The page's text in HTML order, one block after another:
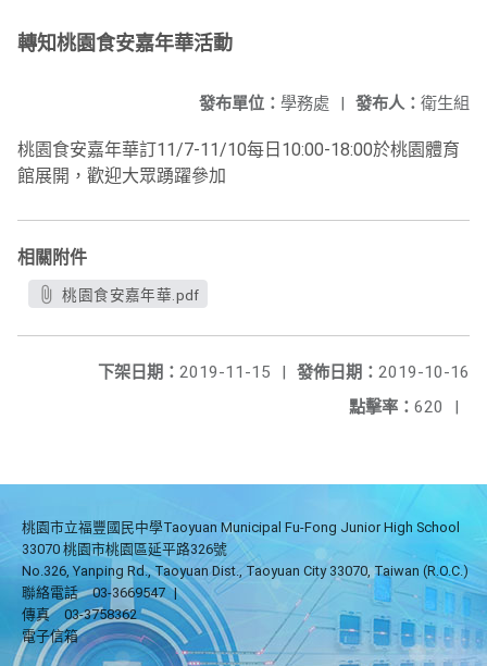
轉知桃園食安嘉年華活動
發布人： 衛生組
發布單位： 學務處 |
桃園食安嘉年華訂11/7-11/10每日10:00-18:00於桃園體育
館展開，歡迎大眾踴躍參加
相關附件
桃園食安嘉年華.pdf
發佈日期： 2019-10-16
下架日期： 2019-11-15
|
點擊率： 620 |
桃園市立福豐國民中學Taoyuan Municipal Fu-Fong Junior High School
33070 桃園市桃園區延平路326號
No.326, Yanping Rd., Taoyuan Dist., Taoyuan City 33070, Taiwan (R.O.C.)
聯絡電話
03-3669547 |
傳真
03-3758362
電子信箱